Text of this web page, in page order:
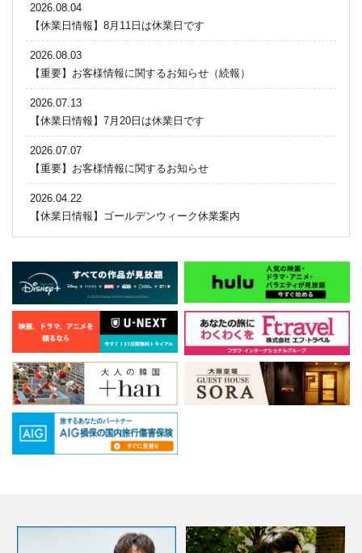
2026.08.04
【休業日情報】8月11日は休業日です
2026.08.03
【重要】お客様情報に関するお知らせ（続報）
2026.07.13
【休業日情報】7月20日は休業日です
2026.07.07
【重要】お客様情報に関するお知らせ
2026.04.22
【休業日情報】ゴールデンウィーク休業案内